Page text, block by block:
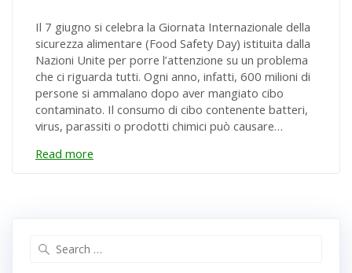
Il 7 giugno si celebra la Giornata Internazionale della
sicurezza alimentare (Food Safety Day) istituita dalla
Nazioni Unite per porre l’attenzione su un problema
che ci riguarda tutti. Ogni anno, infatti, 600 milioni di
persone si ammalano dopo aver mangiato cibo
contaminato. Il consumo di cibo contenente batteri,
virus, parassiti o prodotti chimici può causare…
Read more